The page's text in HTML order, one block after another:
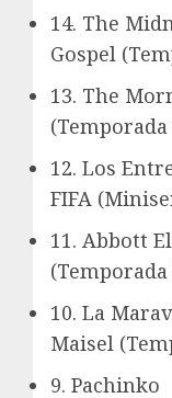
14. The
Gospel
13. The
(Temporada
12. Los
FIFA
11. Abbott
(Temporada
10. La
Maisel
9. Pachinko